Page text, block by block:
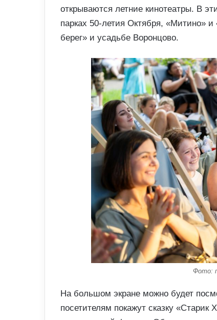
открываются летние кинотеатры. В
парках 50-летия Октября, «Митино»
берег» и усадьбе Воронцово.
Фото:
На большом экране можно будет
посетителям покажут сказку